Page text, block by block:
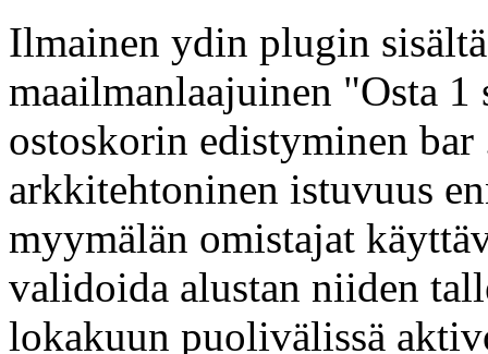
Ilmainen ydin plugin
maailmanlaajuinen "Osta 1
ostoskorin edistyminen
arkkitehtoninen istuvuus
myymälän omistajat
validoida alustan niiden
lokakuun puolivälissä